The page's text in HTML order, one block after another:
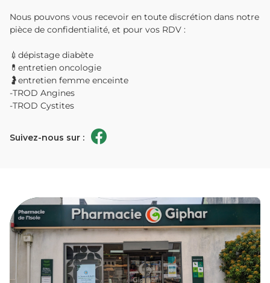
Nous pouvons vous recevoir en toute discrétion dans notre
pièce de confidentialité, et pour vos RDV :
💉dépistage diabète
💊entretien oncologie
🤰entretien femme enceinte
-TROD Angines
-TROD Cystites
Suivez-nous sur :